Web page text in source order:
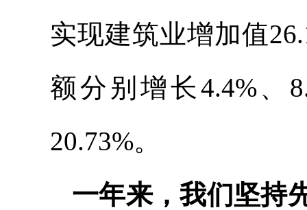
实现建筑业增加值
额分别增长4.4%、
20.73%。
一年来，我们坚持